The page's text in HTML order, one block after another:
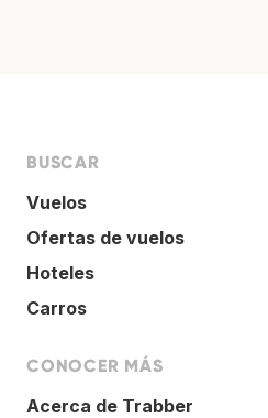
BUSCAR
Vuelos
Ofertas de vuelos
Hoteles
Carros
CONOCER MÁS
Acerca de Trabber